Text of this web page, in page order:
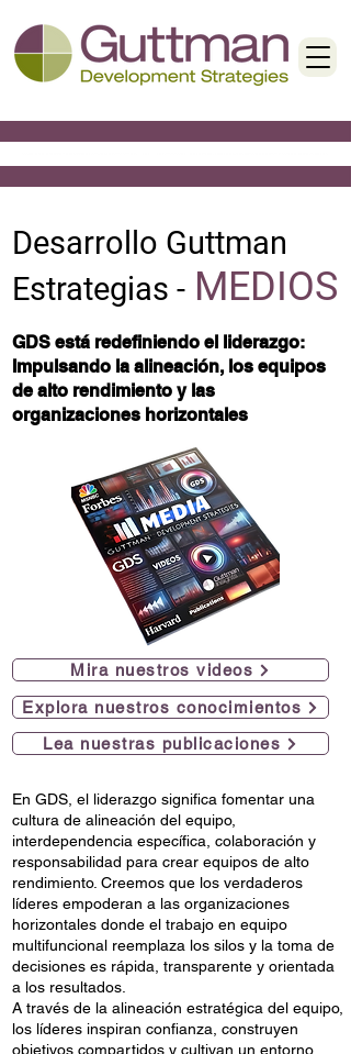
Desarrollo Guttman
Estrategias - MEDIOS
GDS está redefiniendo el liderazgo:
Impulsando la alineación, los equipos
de alto rendimiento y las
organizaciones horizontales
Mira nuestros videos
Explora nuestros conocimientos
Lea nuestras publicaciones
En GDS, el liderazgo significa fomentar una
cultura de alineación del equipo,
interdependencia específica, colaboración y
responsabilidad para crear equipos de alto
rendimiento. Creemos que los verdaderos
líderes empoderan a las organizaciones
horizontales donde el trabajo en equipo
multifuncional reemplaza los silos y la toma de
decisiones es rápida, transparente y orientada
a los resultados.
A través de la alineación estratégica del equipo,
los líderes inspiran confianza, construyen
objetivos compartidos y cultivan un entorno